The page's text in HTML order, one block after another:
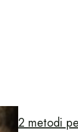
2 metodi